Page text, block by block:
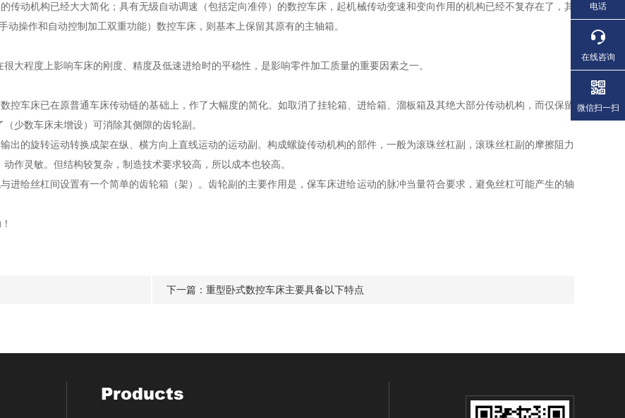
动机构已经大大简化；具有无级自动调速（包括定向准停）的数控车床，起机械传动变速和变向作用的机构已经不复存在了，其
操作和自动控制加工双重功能）数控车床，则基本上保留其原有的主轴箱。
程度上影响车床的刚度、精度及低速进给时的平稳性，是影响零件加工质量的重要因素之一。
车床已在原普通车床传动链的基础上，作了大幅度的简化。如取消了挂轮箱、进给箱、溜板箱及其绝大部分传动机构，而仅保留
少数车床未增设）可消除其侧隙的齿轮副。
的旋转运动转换成架在纵、横方向上直线运动的运动副。构成螺旋传动机构的部件，一般为滚珠丝杠副，滚珠丝杠副的摩擦阻力
作灵敏。但结构较复杂，制造技术要求较高，所以成本也较高。
给丝杠间设置有一个简单的齿轮箱（架）。齿轮副的主要作用是，保车床进给运动的脉冲当量符合要求，避免丝杠可能产生的轴
下一篇： 重型卧式数控车床主要具备以下特点
Products
电话
在线咨询
微信扫一扫